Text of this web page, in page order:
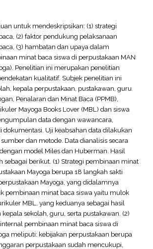
untuk mendeskripsikan: (1) strategi
(2) faktor pendukung pelaksanaan
(3) hambatan dan upaya dalam
minat baca siswa di perpustakaan MAN
Penelitian ini merupakan penelitian
kualitatif. Subjek penelitian ini
kepala perpustakaan, pustakawan, guru
Penalaran dan Minat Baca (PPMB),
Mayoga Books Lover (MBL) dan siswa
data dengan wawancara,
dokumentasi. Uji keabsahan data dilakukan
dan metode. Data dianalisis secara
model Miles dan Huberman. Hasil
sebagai berikut. (1) Strategi pembinaan minat
Mayoga berupa 18 langkah sakti
Mayoga, yang didalamnya
pembinaan minat baca siswa yaitu mulok
MBL, yang keduanya sebagai hasil
kepala sekolah, guru, serta pustakawan. (2)
pembinaan minat baca siswa di
meliputi: kebijakan perpustakaan berupa
perpustakaan sudah mencukupi,